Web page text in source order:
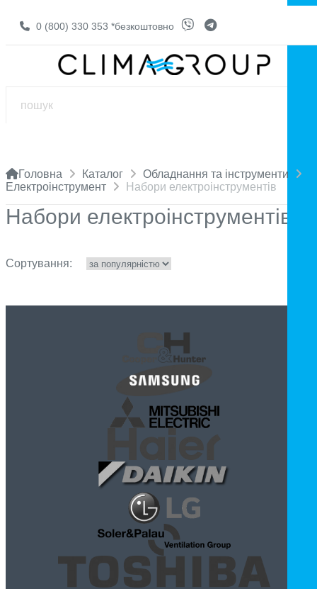
0 (800) 330 353 *безкоштовно
Головна Каталог
Обладнання та інструменти
Електроінструмент
Набори електроінструментів
Набори електроінструментів
Сортування: